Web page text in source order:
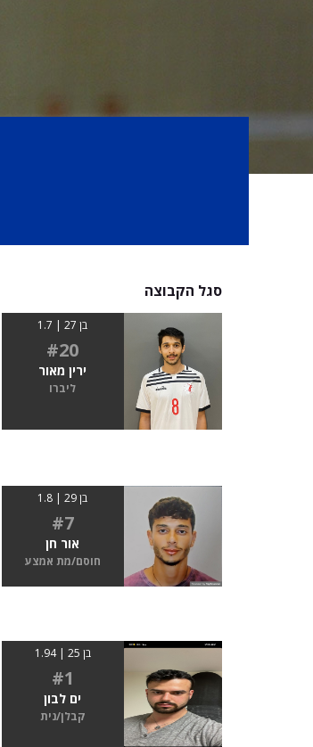
סגל הקבוצה
בן 27 | 1.7
#20
ירין מאור
ליברו
בן 29 | 1.8
#7
אור חן
חוסם/מת אמצע
בן 25 | 1.94
#1
ים לבון
קבלן/נית